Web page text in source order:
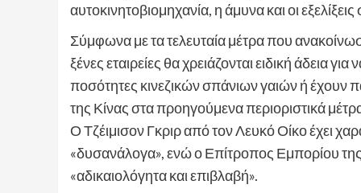
αυτοκινητοβιομηχανία, η άμυνα και οι
Σύμφωνα με τα τελευταία μέτρα που
ξένες εταιρείες θα χρειάζονται ειδική άδεια
ποσότητες κινεζικών σπάνιων γαιών ή έχουν
της Κίνας στα προηγούμενα περιοριστικά
Ο Τζέιμισον Γκριρ από τον Λευκό Οίκο έχει
«δυσανάλογα», ενώ ο Επίτροπος Εμπορίου
«αδικαιολόγητα και επιβλαβή».